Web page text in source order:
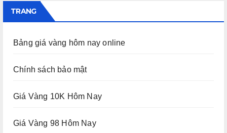
TRANG
Bảng giá vàng hôm nay online
Chính sách bảo mật
Giá Vàng 10K Hôm Nay
Giá Vàng 98 Hôm Nay